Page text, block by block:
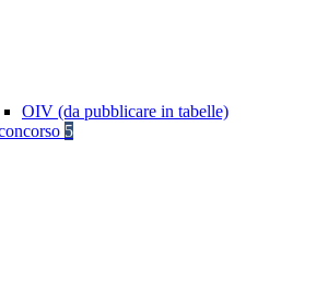
OIV (da pubblicare in tabelle)
5